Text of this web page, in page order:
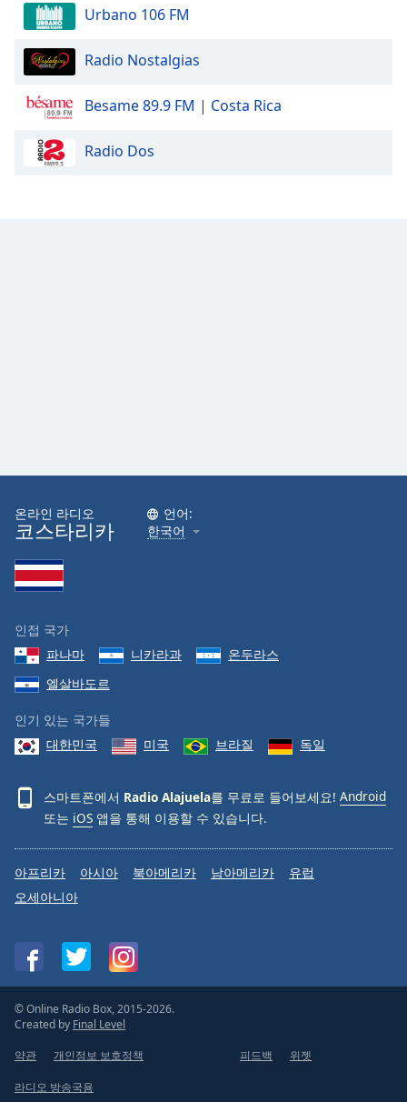
Modal
Dialog
dialog
window.
Urbano 106 FM
Radio Nostalgias
Besame 89.9 FM | Costa Rica
Radio Dos
온라인 라디오
코스타리카
언어:
한국어
인접 국가
파나마
니카라과
온두라스
엘살바도르
인기 있는 국가들
대한민국
미국 브라질 독일
스마트폰에서 Radio Alajuela를 무료로 들어보세요! Android
또는 iOS 앱을 통해 이용할 수 있습니다.
아프리카 아시아 북아메리카 남아메리카
유럽
오세아니아
© Online Radio Box, 2015-2026.
Created by Final Level
약관
개인정보 보호정책 피드백 위젯
라디오 방송국용